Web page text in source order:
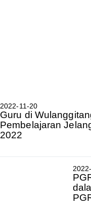
2022-11-20
Guru di
Pembelajaran
2022